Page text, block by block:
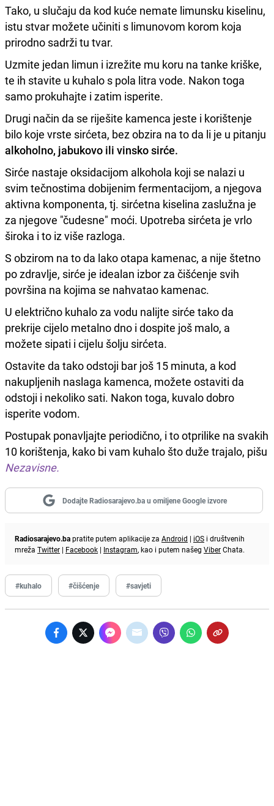
Tako, u slučaju da kod kuće nemate limunsku kiselinu,
istu stvar možete učiniti s limunovom korom koja
prirodno sadrži tu tvar.
Uzmite jedan limun i izrežite mu koru na tanke kriške,
te ih stavite u kuhalo s pola litra vode. Nakon toga
samo prokuhajte i zatim isperite.
Drugi način da se riješite kamenca jeste i korištenje
bilo koje vrste sirćeta, bez obzira na to da li je u pitanju
alkoholno, jabukovo ili vinsko sirće.
Sirće nastaje oksidacijom alkohola koji se nalazi u
svim tečnostima dobijenim fermentacijom, a njegova
aktivna komponenta, tj. sirćetna kiselina zaslužna je
za njegove "čudesne" moći. Upotreba sirćeta je vrlo
široka i to iz više razloga.
S obzirom na to da lako otapa kamenac, a nije štetno
po zdravlje, sirće je idealan izbor za čišćenje svih
površina na kojima se nahvatao kamenac.
U električno kuhalo za vodu nalijte sirće tako da
prekrije cijelo metalno dno i dospite još malo, a
možete sipati i cijelu šolju sirćeta.
Ostavite da tako odstoji bar još 15 minuta, a kod
nakupljenih naslaga kamenca, možete ostaviti da
odstoji i nekoliko sati. Nakon toga, kuvalo dobro
isperite vodom.
Postupak ponavljajte periodično, i to otprilike na svakih
10 korištenja, kako bi vam kuhalo što duže trajalo, pišu
Nezavisne.
Dodajte Radiosarajevo.ba u omiljene Google izvore
Radiosarajevo.bapratite putem aplikacije za Android | iOS i društvenih
mreža Twitter | Facebook | Instagram, kao i putem našeg ViberChata.
#kuhalo #čišćenje #savjeti